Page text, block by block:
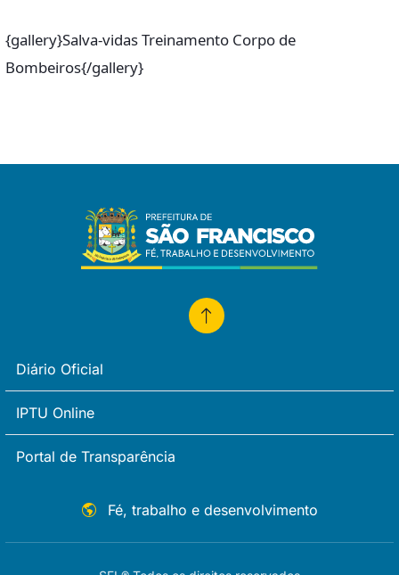
{gallery}Salva-vidas Treinamento Corpo de
Bombeiros{/gallery}
Diário Oficial
IPTU Online
Portal de Transparência
Fé, trabalho e desenvolvimento